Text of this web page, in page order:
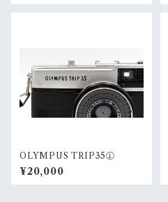
OLYMPUS TRIP35①
¥20,000